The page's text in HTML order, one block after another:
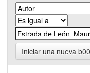
Iniciar una nueva